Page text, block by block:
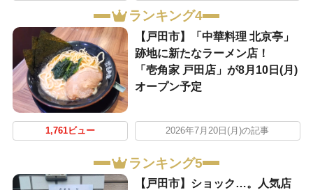
ランキング4
【戸田市】「中華料理 北京亭」
跡地に新たなラーメン店！
「壱角家 戸田店」が8月10日(月)
オープン予定
1,761ビュー 2026年7月20日(月)の記事
ランキング5
【戸田市】ショック…。人気店